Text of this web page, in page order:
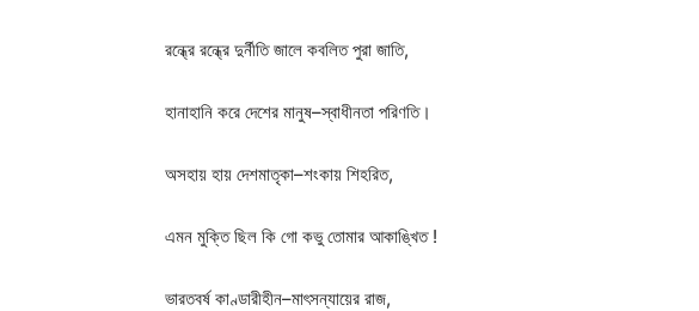
রন্ধ্রে রন্ধ্রে দুর্নীতি জালে কবলিত পুরা জাতি,
হানাহানি করে দেশের মানুষ–স্বাধীনতা পরিণতি।
অসহায় হায় দেশমাতৃকা–শংকায় শিহরিত,
এমন মুক্তি ছিল কি গো কভু তোমার আকাঙ্খিত!
ভারতবর্ষ কাণ্ডারীহীন–মাৎসন্যায়ের রাজ,